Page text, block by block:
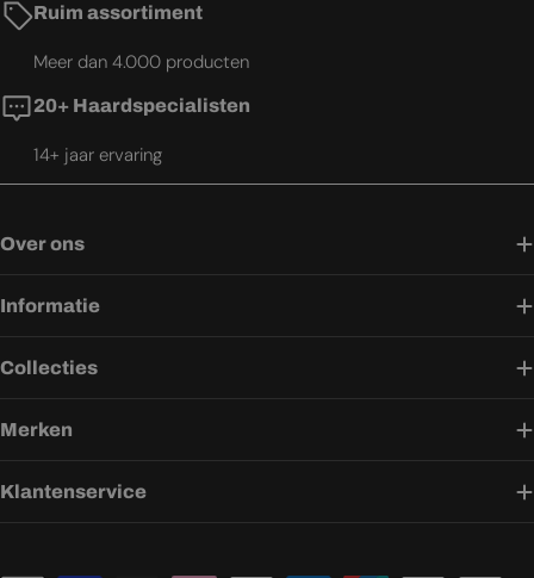
Ruim assortiment
Meer dan 4.000 producten
20+ Haardspecialisten
14+ jaar ervaring
Over ons
Informatie
Collecties
Merken
Klantenservice